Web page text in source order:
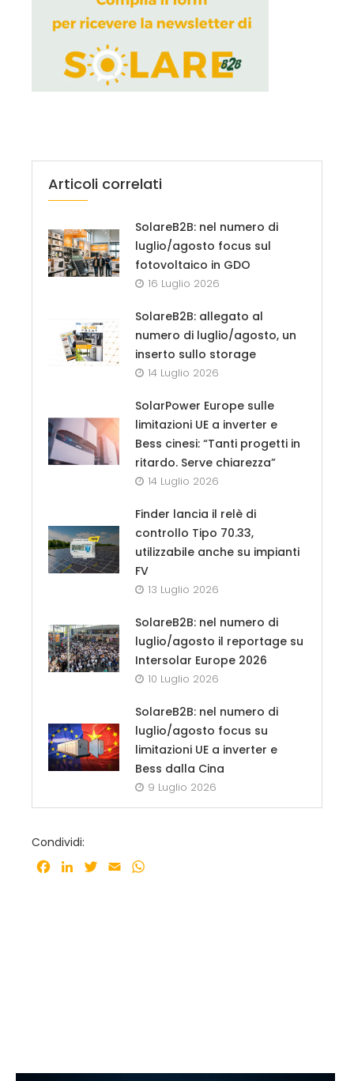
Articoli correlati
SolareB2B: nel numero di
luglio/agosto focus sul
fotovoltaico in GDO
16 Luglio 2026
SolareB2B: allegato al
numero di luglio/agosto, un
inserto sullo storage
14 Luglio 2026
SolarPower Europe sulle
limitazioni UE a inverter e
Bess cinesi: “Tanti progetti in
ritardo. Serve chiarezza”
14 Luglio 2026
Finder lancia il relè di
controllo Tipo 70.33,
utilizzabile anche su impianti
FV
13 Luglio 2026
SolareB2B: nel numero di
luglio/agosto il reportage su
Intersolar Europe 2026
10 Luglio 2026
SolareB2B: nel numero di
luglio/agosto focus su
limitazioni UE a inverter e
Bess dalla Cina
9 Luglio 2026
Condividi:
Facebook
LinkedInTwitter
Email